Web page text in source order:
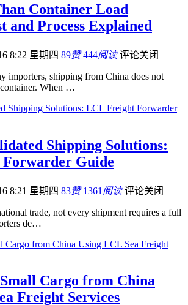
Container Load
and Process Explained
8:22 星期四 89赞 444阅读 评论关闭
importers, shipping from China does not
When …
Shipping Solutions:
Guide
8:21 星期四 83赞 1361 阅读 评论关闭
trade, not every shipment requires a full
de…
Cargo from China
Freight Services